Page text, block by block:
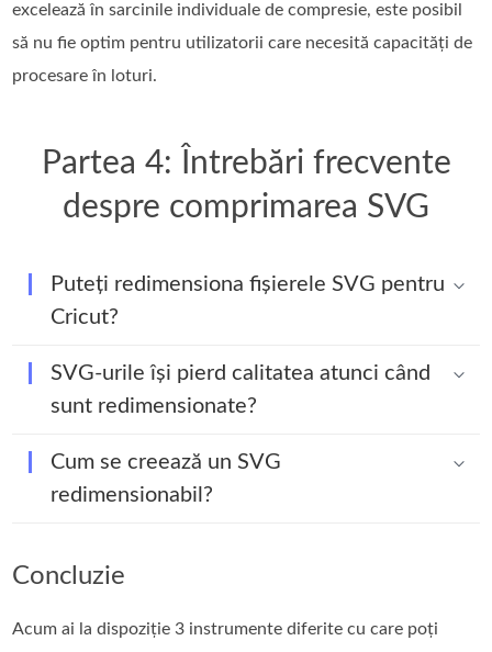
excelează în sarcinile individuale de compresie, este posibil
să nu fie optim pentru utilizatorii care necesită capacități de
procesare în loturi.
Partea 4: Întrebări frecvente
despre comprimarea SVG
Puteți redimensiona fișierele SVG pentru
Cricut?
SVG-urile își pierd calitatea atunci când
sunt redimensionate?
Cum se creează un SVG
redimensionabil?
Concluzie
Acum ai la dispoziție 3 instrumente diferite cu care poți